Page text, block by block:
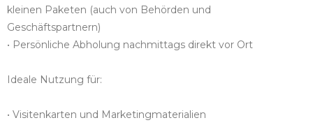
kleinen Paketen (auch von Behörden und
Geschäftspartnern)
• Persönliche Abholung nachmittags direkt vor Ort
Ideale Nutzung für:
• Visitenkarten und Marketingmaterialien